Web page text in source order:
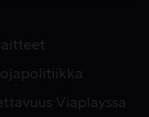
Viaplayssa